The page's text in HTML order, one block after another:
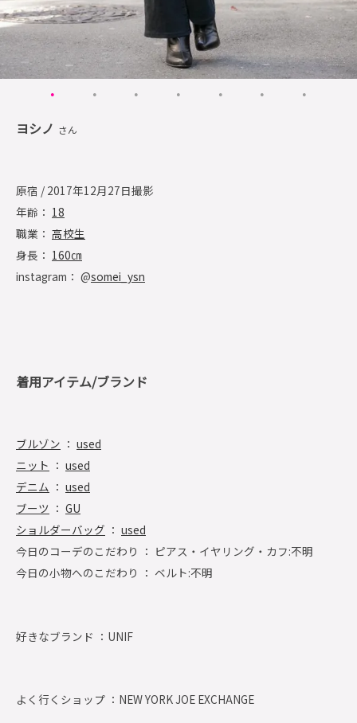
ヨシノ さん
原宿 / 2017年12月27日撮影
年齢： 18
職業： 高校生
身長： 160㎝
instagram： @somei_ysn
着用アイテム/ブランド
ブルゾン ： used
ニット ： used
デニム ： used
ブーツ ： GU
ショルダーバッグ ： used
今日のコーデのこだわり ： ピアス・イヤリング・カフ:不明
今日の小物へのこだわり ： ベルト:不明
好きなブランド ： UNIF
よく行くショップ ： NEW YORK JOE EXCHANGE